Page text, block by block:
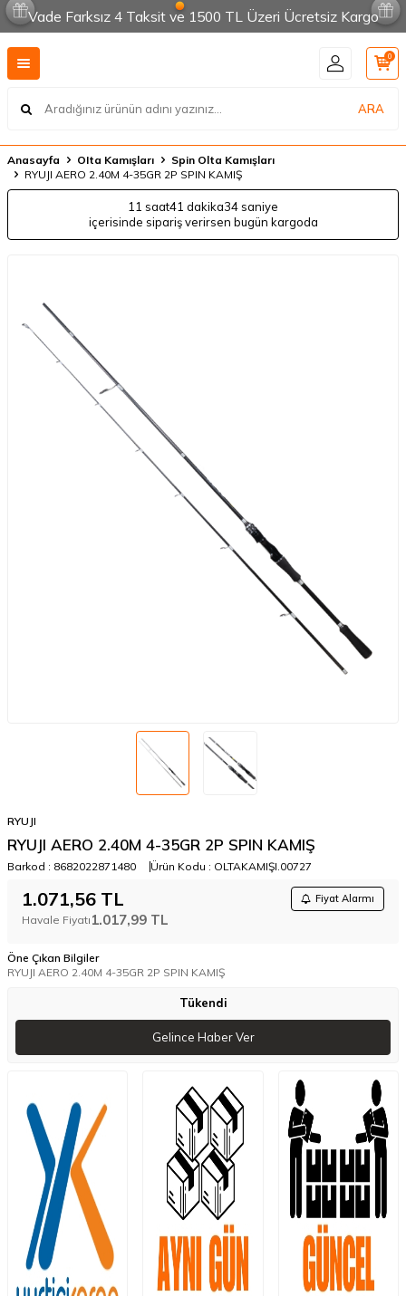
Vade Farksız 4 Taksit ve 1500 TL Üzeri Ücretsiz Kargo
ARA
0
Anasayfa OIta Kamışları
Spin Olta Kamışları
RYUJI AERO 2.40M 4-35GR 2P SPIN KAMIŞ
11 saat41 dakika34 saniye
içerisinde sipariş verirsen bugün kargoda
RYUJI
RYUJI AERO 2.40M 4-35GR 2P SPIN KAMIŞ
Barkod : 8682022871480 Ürün Kodu : OLTAKAMIŞI.00727
1.071,56 TL Fiyat Alarmı
Havale Fiyatı 1.017,99 TL
Öne Çıkan Bilgiler
RYUJI AERO 2.40M 4-35GR 2P SPIN KAMIŞ
Tükendi
Gelince Haber Ver